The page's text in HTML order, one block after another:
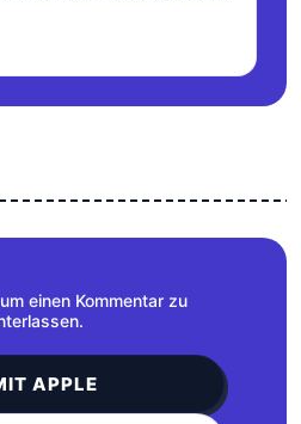
einen Kommentar zu
APPLE